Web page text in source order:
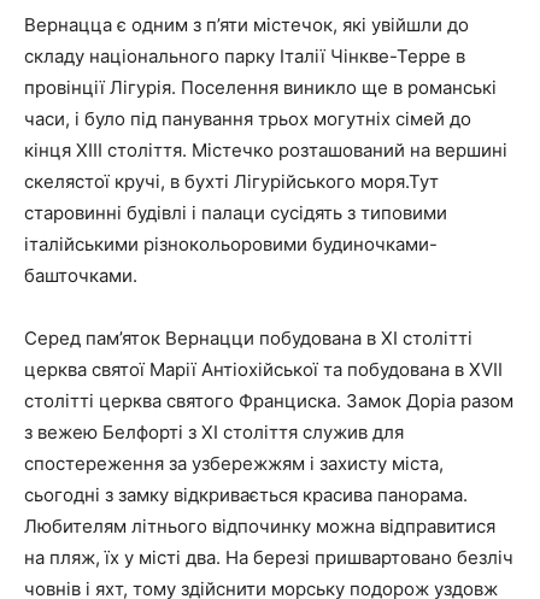
Вернацца є одним з п’яти містечок, які увійшли до
складу національного парку Італії Чінкве-Терре в
провінції Лігурія. Поселення виникло ще в романські
часи, і було під панування трьох могутніх сімей до
кінця XIII століття. Містечко розташований на вершині
скелястої кручі, в бухті Лігурійського моря.Тут
старовинні будівлі і палаци сусідять з типовими
італійськими різнокольоровими будиночками-
башточками.
Серед пам’яток Вернацци побудована в XI столітті
церква святої Марії Антіохійської та побудована в XVII
столітті церква святого Франциска. Замок Доріа разом
з вежею Белфорті з XI століття служив для
спостереження за узбережжям і захисту міста,
сьогодні з замку відкривається красива панорама.
Любителям літнього відпочинку можна відправитися
на пляж, їх у місті два. На березі пришвартовано безліч
човнів і яхт, тому здійснити морську подорож уздовж